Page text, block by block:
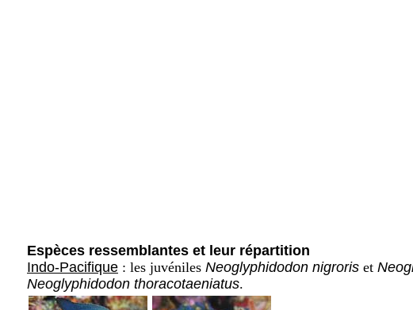
Espèces ressemblantes et leur répartition
Indo-Pacifique : les juvéniles Neoglyphidodon nigroris et
Neoglyphidodon thoracotaeniatus.